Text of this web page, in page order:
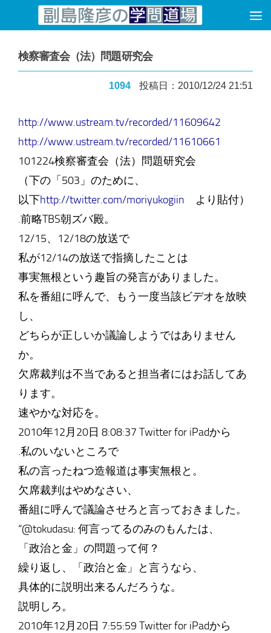
コンテンツへスキップ
検察審査会（法）問題研究会
1094 投稿日：2010/12/24 21:51
http://www.ustream.tv/recorded/11609642
http://www.ustream.tv/recorded/11610661
101224検察審査会（法）問題研究会
（下の「503」のために、
以下http://twitter.com/moriyukogiin より貼付）
.前略TBS朝ズバ殿。
12/15、12/18の放送で
私が12/14の放送で指摘したことは
事実無根という趣旨の発言がありました。
私を番組に呼んで、もう一度当該ビデオを放映
し、
どちらが正しいか議論しようではありません
か。
欠席裁判は不当であると担当者にはお話してあ
ります。
速やかな対応を。
2010年12月20日 8:08:37 Twitter for iPadから
.私のいないところで
私の言ったねつ造報道は事実無根と。
欠席裁判はやめなさい、
番組に呼んで議論させろと言っておきました。
“@tokudasu: 何言ってるのみのもんたは、
「政治と金」の問題って何？
繰り返し、「政治と金」と言うなら、
具体的に説明出来るんだろうな。
説明しろ。
2010年12月20日 7:55:59 Twitter for iPadから